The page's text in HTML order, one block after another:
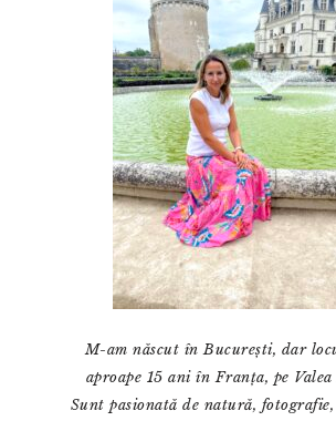
M-am născut în București, dar
aproape 15 ani în Franța, pe
Sunt pasionată de natură,